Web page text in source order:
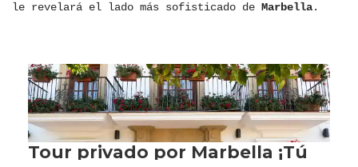
le revelará el lado más sofisticado de Marbella.